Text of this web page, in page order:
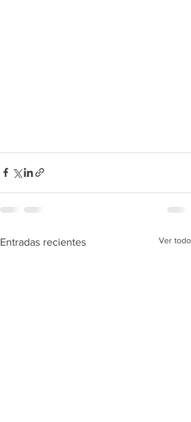
Entradas recientes Ver todo